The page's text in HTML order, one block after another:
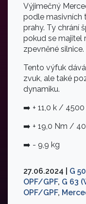
Výjimečný
podle masivních
prahy. Ty chrání
pokud se majitel
zpevněné silnice.
Tento výfuk
zvuk, ale také
dynamiku.
➡️ + 11,0 k / 4500
➡️ + 19,0 Nm /
➡️ - 9,9 kg
27.06.2024 | G
OPF/GPF, G 63
OPF/GPF,